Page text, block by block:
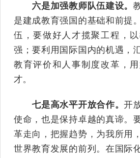
六是加强教师队伍建设。
是建成教育强国的基础和前提
伍，要做好人才揽聚工程，
强；要利用国际国内的机遇，
教育评价和人事制度改革，
才。
七是高水平开放合作。开
使命，也是保持卓越的真谛。
革走向，把握趋势，为我所用
世界教育发展的前列。在国际